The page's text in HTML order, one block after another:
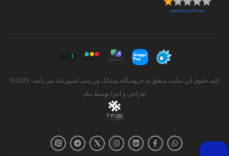
کلیه حقوق این سایت متعلق به فروشگاه پوشاک ورزشی اسپورتلند می باشد. 2026©
طراحی و اجرا توسطتیام